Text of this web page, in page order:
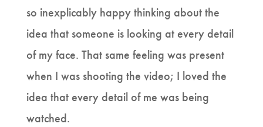
so inexplicably happy thinking about the
idea that someone is looking at every detail
of my face. That same feeling was present
when I was shooting the video; I loved the
idea that every detail of me was being
watched.